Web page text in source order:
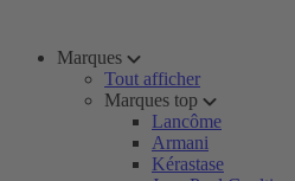
Marques
Tout afficher
Marques top
Lancôme
Armani
Kérastase